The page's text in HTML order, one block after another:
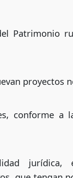
Patrimonio
proyectos
conforme
jurídica,